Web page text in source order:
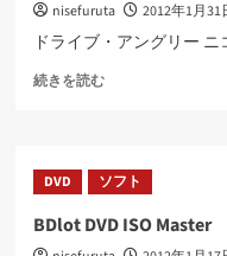
nisefuruta 2012年1月31
ドライブ・アングリー
続きを読むド
ア
ン
リ
DVD ソフト
BDlot DVD ISO Master